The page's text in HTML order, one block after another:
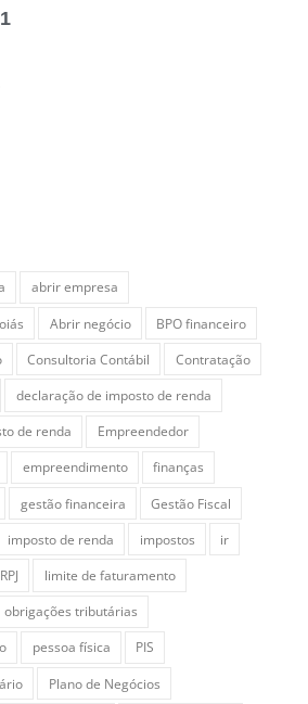
abrir empresa
Abrir negócio
BPO financeiro
Consultoria Contábil
Contratação
declaração de imposto de renda
de renda
Empreendedor
empreendimento
finanças
gestão financeira
Gestão Fiscal
imposto de renda impostos
ir
limite de faturamento
obrigações tributárias
pessoa física
PIS
Plano de Negócios